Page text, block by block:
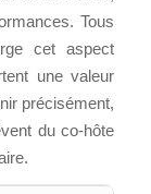
Tous
cet aspect
une valeur
précisément,
du co-hôte